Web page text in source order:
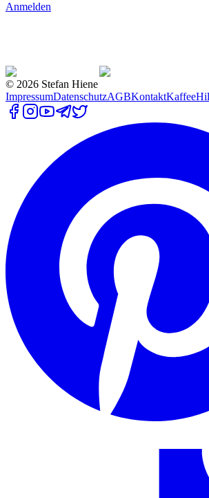
Anmelden
© 2026 Stefan Hiene
ImpressumDatenschutzAGBKontaktKaffee